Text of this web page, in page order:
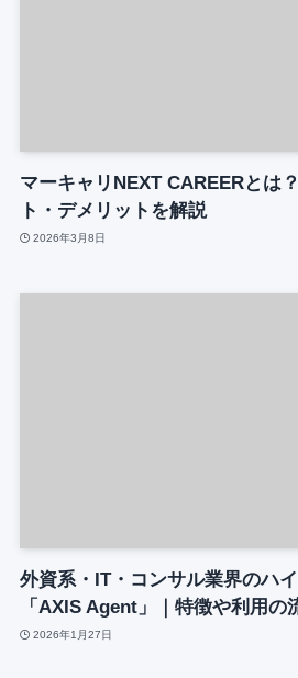
マーキャリNEXT CAREERとは
ト・デメリットを解説
2026年3月8日
外資系・IT・コンサル業界のハ
「AXIS Agent」｜特徴や利用の
2026年1月27日